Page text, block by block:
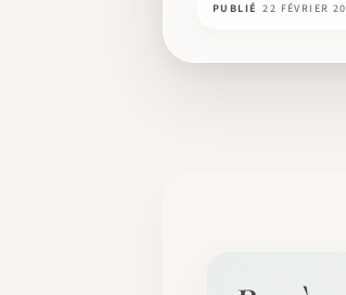
PUBLIÉ 22 FÉVRIER